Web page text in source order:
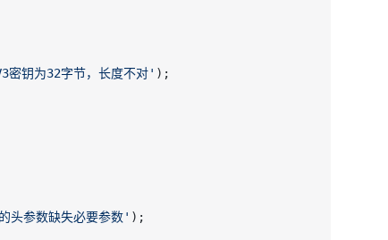
密钥为32字节，长度不对' );
头参数缺失必要参数' );